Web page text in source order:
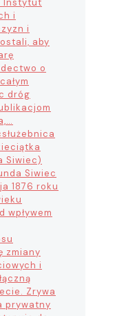
i
i
aby
o
dróg
służebnica
Siwiec)
Siwiec
1876 roku
wpływem
zmiany
i
Zrywa
prywatny